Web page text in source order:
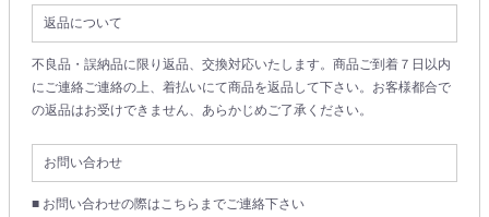
返品について
不良品・誤納品に限り返品、交換対応いたします。商品ご到着７日以内
にご連絡ご連絡の上、着払いにて商品を返品して下さい。お客様都合で
の返品はお受けできません、あらかじめご了承ください。
お問い合わせ
■ お問い合わせの際はこちらまでご連絡下さい